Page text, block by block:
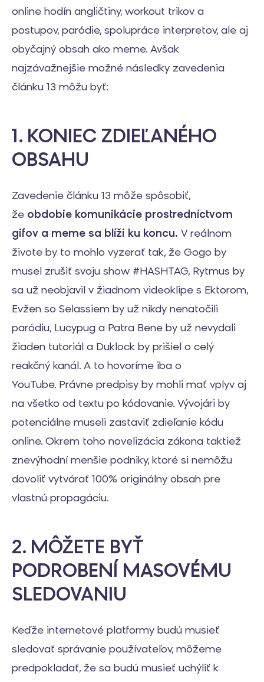
online hodín angličtiny, workout trikov a
postupov, paródie, spolupráce interpretov, ale aj
obyčajný obsah ako meme. Avšak
najzávažnejšie možné následky zavedenia
článku 13 môžu byť:
1. KONIEC ZDIEĽANÉHO
OBSAHU
Zavedenie článku 13 môže spôsobiť,
že obdobie komunikácie prostredníctvom
gifov a meme sa blíži ku koncu. V reálnom
živote by to mohlo vyzerať tak, že Gogo by
musel zrušiť svoju show #HASHTAG, Rytmus by
sa už neobjavil v žiadnom videoklipe s Ektorom,
Evžen so Selassiem by už nikdy nenatočili
paródiu, Lucypug a Patra Bene by už nevydali
žiaden tutoriál a Duklock by prišiel o celý
reakčný kanál. A to hovoríme iba o
YouTube. Právne predpisy by mohli mať vplyv aj
na všetko od textu po kódovanie. Vývojári by
potenciálne museli zastaviť zdieľanie kódu
online. Okrem toho novelizácia zákona taktiež
znevýhodní menšie podniky, ktoré si nemôžu
dovoliť vytvárať 100% originálny obsah pre
vlastnú propagáciu.
2. MÔŽETE BYŤ
PODROBENÍ MASOVÉMU
SLEDOVANIU
Keďže internetové platformy budú musieť
sledovať správanie používateľov, môžeme
predpokladať, že sa budú musieť uchýliť k